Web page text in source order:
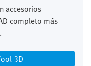
accesorios
completo más
3D